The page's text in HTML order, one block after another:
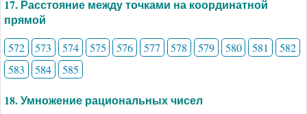
17. Расстояние между точками на координатной
прямой
572 573 574 575 576 577 578 579 580 581
582
583
584 585
18. Умножение рациональных чисел